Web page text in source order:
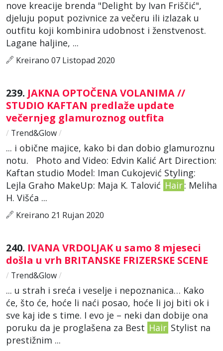
nove kreacije brenda "Delight by Ivan Friščić",
djeluju poput pozivnice za večeru ili izlazak u
outfitu koji kombinira udobnost i ženstvenost.
Lagane haljine, ...
Kreirano 07 Listopad 2020
239. JAKNA OPTOČENA VOLANIMA //
STUDIO KAFTAN predlaže update
večernjeg glamuroznog outfita
/ Trend&Glow/
... i obične majice, kako bi dan dobio glamuroznu
notu. Photo and Video: Edvin Kalić Art Direction:
Kaftan studio Model: Iman Cukojević Styling:
Lejla Graho MakeUp: Maja K. Talović Hair: Meliha
H. Višća ...
Kreirano 21 Rujan 2020
240. IVANA VRDOLJAK u samo 8 mjeseci
došla u vrh BRITANSKE FRIZERSKE SCENE
/ Trend&Glow/
... u strah i sreća i veselje i nepoznanica… Kako
će, što će, hoće li naći posao, hoće li joj biti ok i
sve kaj ide s time. I evo je – neki dan dobije ona
poruku da je proglašena za Best Hair Stylist na
prestižnim ...